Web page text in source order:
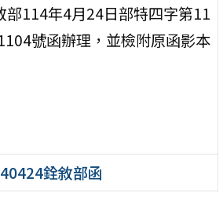
部114年4月24日部特四字第11
號函辦理，並檢附原函影本
銓敘部函